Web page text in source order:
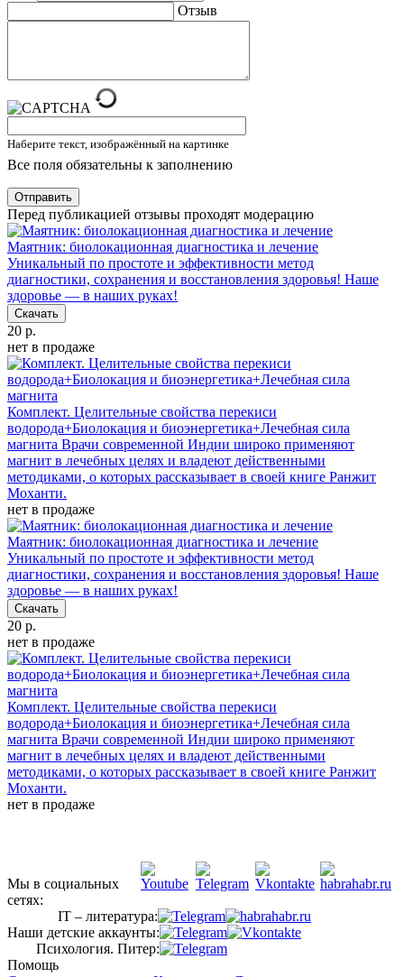
Отзыв
Наберите текст, изображённый на картинке
Все поля обязательны к заполнению
Отправить
Перед публикацией отзывы проходят модерацию
Маятник: биолокационная диагностика и лечение
Уникальный по простоте и эффективности метод
диагностики, сохранения и восстановления здоровья! Наше
здоровье — в наших руках!
Скачать
20 р.
нет в продаже
Комплект. Целительные свойства перекиси
водорода+Биолокация и биоэнергетика+Лечебная сила
магнита Врачи современной Индии широко применяют
магнит в лечебных целях и владеют действенными
методиками, о которых рассказывает в своей книге Ранжит
Моханти.
нет в продаже
Маятник: биолокационная диагностика и лечение
Уникальный по простоте и эффективности метод
диагностики, сохранения и восстановления здоровья! Наше
здоровье — в наших руках!
Скачать
20 р.
нет в продаже
Комплект. Целительные свойства перекиси
водорода+Биолокация и биоэнергетика+Лечебная сила
магнита Врачи современной Индии широко применяют
магнит в лечебных целях и владеют действенными
методиками, о которых рассказывает в своей книге Ранжит
Моханти.
нет в продаже
Мы в социальных
сетях:
IT – литература:
Наши детские аккаунты:
Психология. Питер:
Помощь